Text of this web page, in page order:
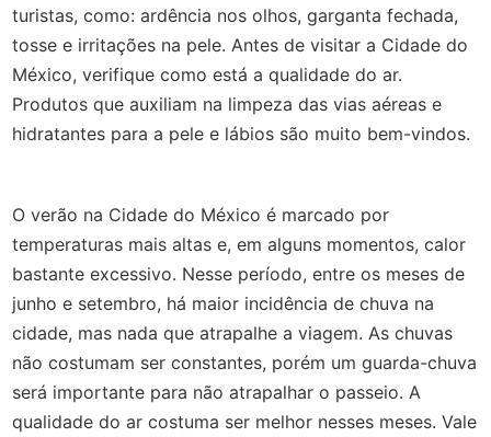
turistas, como: ardência nos olhos, garganta fechada,
tosse e irritações na pele. Antes de visitar a Cidade do
México, verifique como está a qualidade do ar.
Produtos que auxiliam na limpeza das vias aéreas e
hidratantes para a pele e lábios são muito bem-vindos.
O verão na Cidade do México é marcado por
temperaturas mais altas e, em alguns momentos, calor
bastante excessivo. Nesse período, entre os meses de
junho e setembro, há maior incidência de chuva na
cidade, mas nada que atrapalhe a viagem. As chuvas
não costumam ser constantes, porém um guarda-chuva
será importante para não atrapalhar o passeio. A
qualidade do ar costuma ser melhor nesses meses. Vale